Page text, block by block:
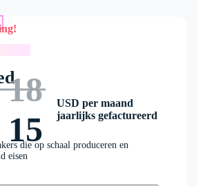
USD per maand
jaarlijks gefactureerd
die op schaal produceren en
eisen